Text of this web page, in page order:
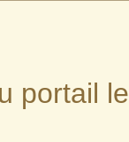
portail